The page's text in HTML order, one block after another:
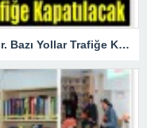
8. Bisiklet Turu Anamur’dan Başlıyor. Bazı Yollar Trafiğe Kapatılacak